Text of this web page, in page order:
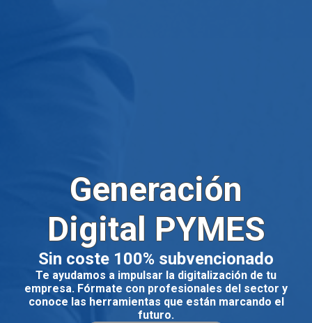
Generación
Digital PYMES
Sin coste 100% subvencionado
Te ayudamos a impulsar la digitalización de tu
empresa. Fórmate con profesionales del sector y
conoce las herramientas que están marcando el
futuro.